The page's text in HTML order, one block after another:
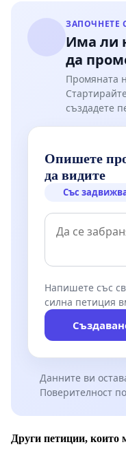
ЗАПОЧНЕТЕ
Има ли
да
Промяната
създадете
Опишете
да видите
Със
Напишете със
силна петиция
Данните ви
Поверителност
Други петиции, които